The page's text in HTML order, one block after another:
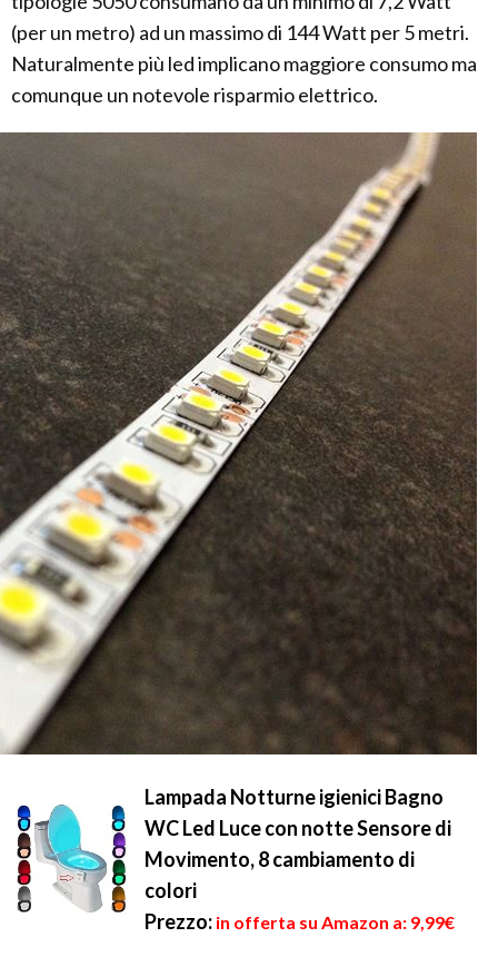
(per un metro) ad un massimo di 144 Watt per 5 metri.
Naturalmente più led implicano maggiore consumo ma
comunque un notevole risparmio elettrico.
Lampada Notturne igienici Bagno
WC Led Luce con notte Sensore di
Movimento, 8 cambiamento di
colori
Prezzo: in offerta su Amazon a: 9,99€